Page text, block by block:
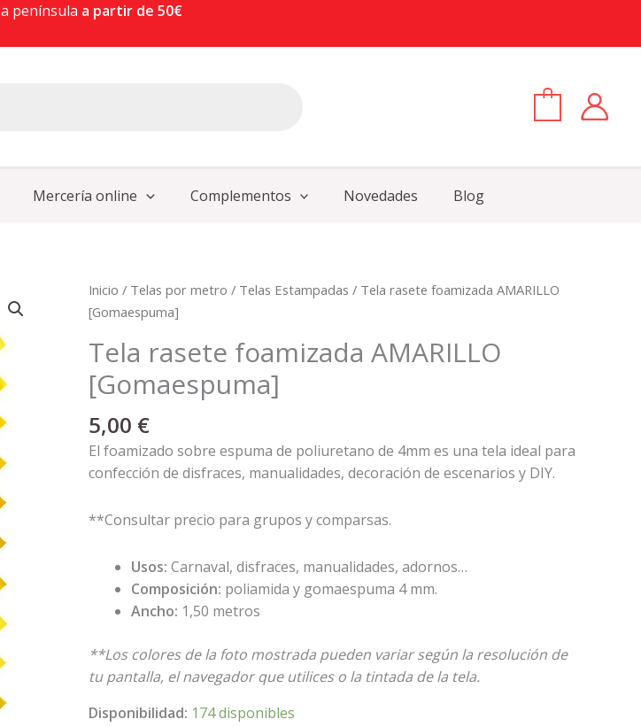
a península a partir de 50€
Mercería online Complementos Novedades Blog
Inicio / Telas por metro / Telas Estampadas / Tela rasete foamizada AMARILLO
[Gomaespuma]
Tela rasete foamizada AMARILLO
[Gomaespuma]
5,00 €
El foamizado sobre espuma de poliuretano de 4mm es una tela ideal para
confección de disfraces, manualidades, decoración de escenarios y DIY.
**Consultar precio para grupos y comparsas.
Usos: Carnaval, disfraces, manualidades, adornos…
Composición: poliamida y gomaespuma 4 mm.
Ancho: 1,50 metros
**Los colores de la foto mostrada pueden variar según la resolución de
tu pantalla, el navegador que utilices o la tintada de la tela.
Disponibilidad: 174 disponibles
Tela
rasete
AMARILLO
[Gomaespuma]
cantidad